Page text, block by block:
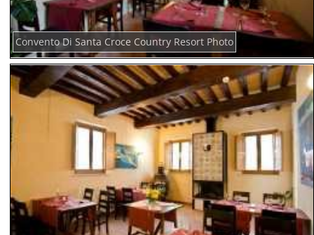
Convento Di Santa Croce Country Resort Photo